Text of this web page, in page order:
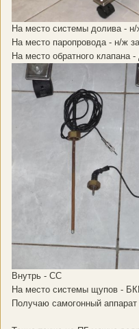
На место системы долива -
На место паропровода - н/ж
На место обратного клапана
Внутрь - СС
На место системы щупов -
Получаю самогонный